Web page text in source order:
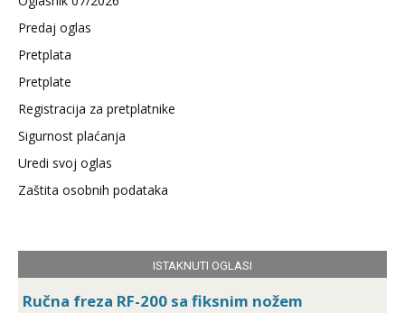
Predaj oglas
Pretplata
Pretplate
Registracija za pretplatnike
Sigurnost plaćanja
Uredi svoj oglas
Zaštita osobnih podataka
ISTAKNUTI OGLASI
Ručna freza RF-200 sa fiksnim nožem